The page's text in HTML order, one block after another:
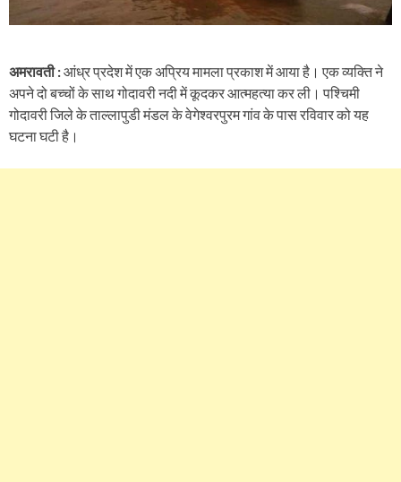
अमरावती :आंध्र प्रदेश में एक अप्रिय मामला प्रकाश में आया है। एक व्यक्ति ने
अपने दो बच्चों के साथ गोदावरी नदी में कूदकर आत्महत्या कर ली। पश्चिमी
गोदावरी जिले के ताल्लापुडी मंडल के वेगेश्वरपुरम गांव के पास रविवार को यह
घटना घटी है।